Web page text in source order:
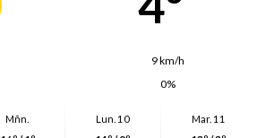
9 km/h
0%
Mñn.
Lun. 10
Mar. 11